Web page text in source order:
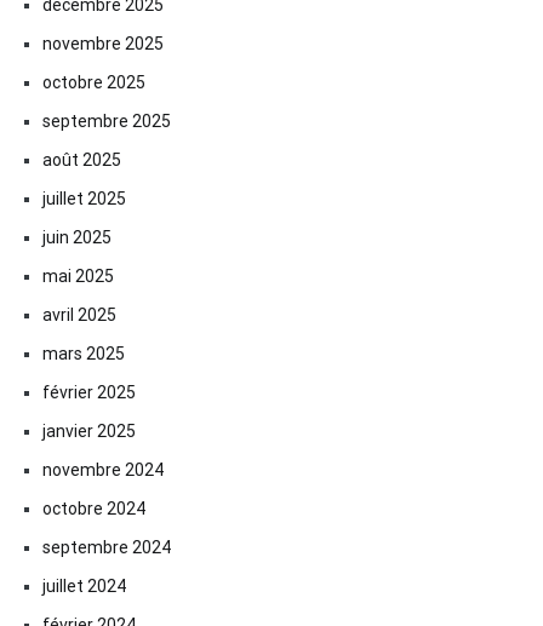
décembre 2025
novembre 2025
octobre 2025
septembre 2025
août 2025
juillet 2025
juin 2025
mai 2025
avril 2025
mars 2025
février 2025
janvier 2025
novembre 2024
octobre 2024
septembre 2024
juillet 2024